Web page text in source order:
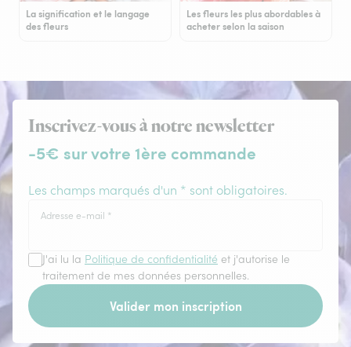
La signification et le langage
des fleurs
Les fleurs les plus abordables à
acheter selon la saison
Inscrivez-vous à notre newsletter
-5€ sur votre 1ère commande
Les champs marqués d'un * sont obligatoires.
Adresse e-mail *
J'ai lu la Politique de confidentialité et j'autorise le
traitement de mes données personnelles.
Valider mon inscription